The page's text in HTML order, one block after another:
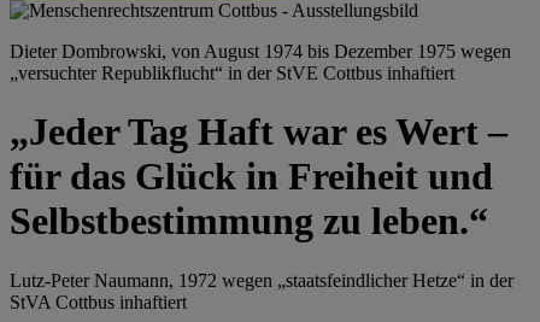
Dieter Dombrowski, von August 1974 bis Dezember 1975 wegen
„versuchter Republikflucht“ in der StVE Cottbus inhaftiert
„Jeder Tag Haft war es Wert –
für das Glück in Freiheit und
Selbstbestimmung zu leben.“
Lutz-Peter Naumann, 1972 wegen „staatsfeindlicher Hetze“ in der
StVA Cottbus inhaftiert